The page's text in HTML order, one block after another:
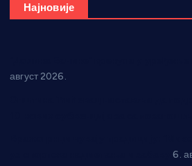
Најновије
август 2026.
6.